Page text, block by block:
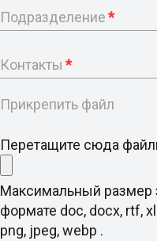
Подразделение*
Контакты *
Прикрепить файл
Перетащите сюда
Максимальный размер
формате doc, docx, rtf,
png, jpeg, webp .